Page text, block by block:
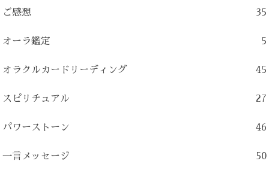
ご感想 35
オーラ鑑定 5
オラクルカードリーディング 45
スピリチュアル 27
パワーストーン 46
一言メッセージ 50